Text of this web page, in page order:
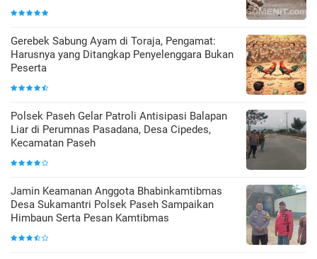
Gerebek Sabung Ayam di Toraja, Pengamat:
Harusnya yang Ditangkap Penyelenggara Bukan
Peserta
Polsek Paseh Gelar Patroli Antisipasi Balapan
Liar di Perumnas Pasadana, Desa Cipedes,
Kecamatan Paseh
Jamin Keamanan Anggota Bhabinkamtibmas
Desa Sukamantri Polsek Paseh Sampaikan
Himbaun Serta Pesan Kamtibmas